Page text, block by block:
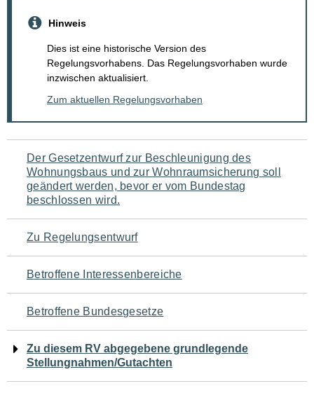
Hinweis
Dies ist eine historische Version des
Regelungsvorhabens. Das Regelungsvorhaben wurde
inzwischen aktualisiert.
Zum aktuellen Regelungsvorhaben
Navigation
für
den
Seiteninhalt
Der Gesetzentwurf zur Beschleunigung des
Wohnungsbaus und zur Wohnraumsicherung soll
geändert werden, bevor er vom Bundestag
beschlossen wird.
Zu Regelungsentwurf
Betroffene Interessenbereiche
Betroffene Bundesgesetze
Zu diesem RV abgegebene grundlegende
Stellungnahmen/Gutachten